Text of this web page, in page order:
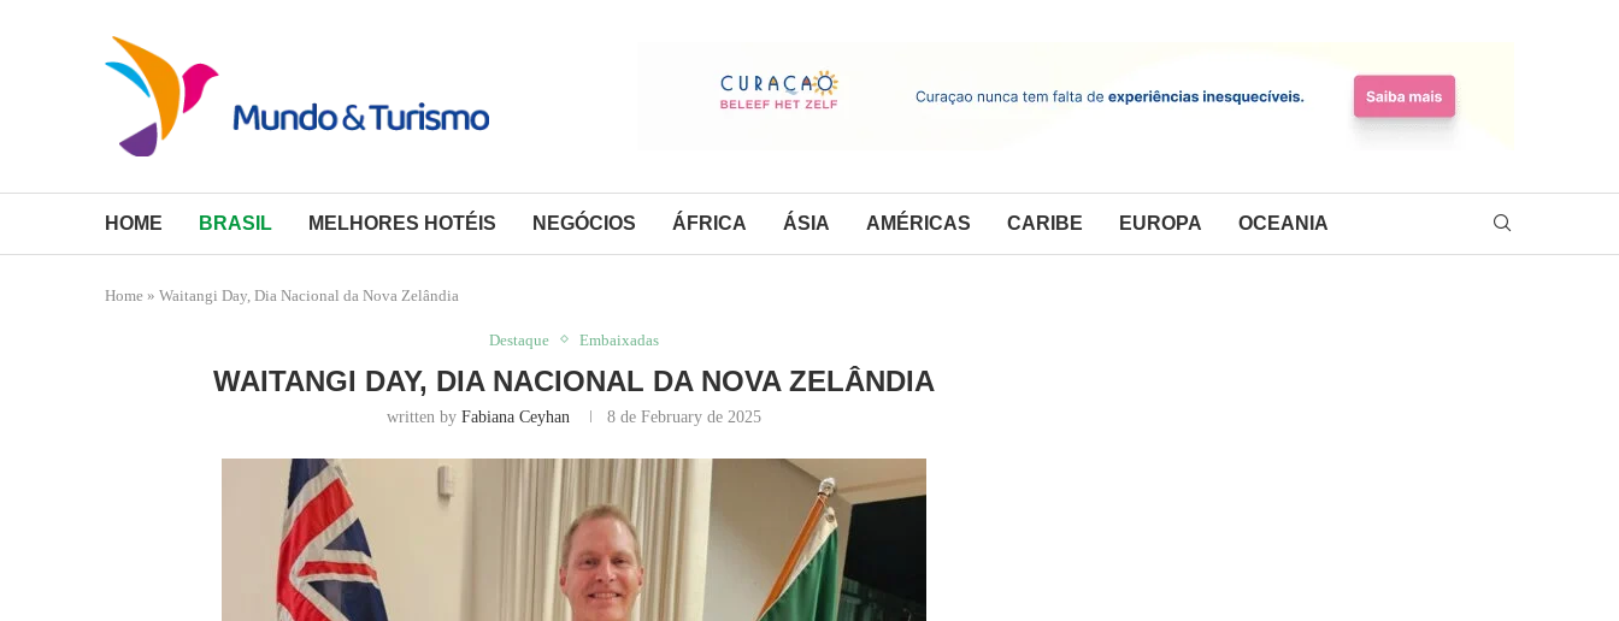
HOME BRASIL MELHORES HOTÉIS NEGÓCIOS ÁFRICA ÁSIA AMÉRICAS CARIBE EUROPA OCEANIA
Home » Waitangi Day, Dia Nacional da Nova Zelândia
Destaque Embaixadas
WAITANGI DAY, DIA NACIONAL DA NOVA ZELÂNDIA
written byFabiana Ceyhan 8 de February de 2025